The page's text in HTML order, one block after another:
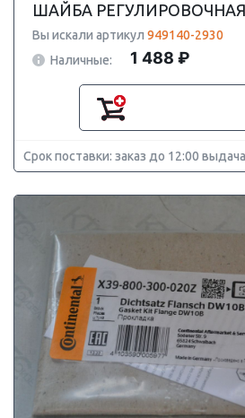
ШАЙБА РЕГУЛИРОВОЧНАЯ
Вы искали артикул 949140-2930
Наличные:
1 488 ₽
Срок поставки: заказ до 12:00